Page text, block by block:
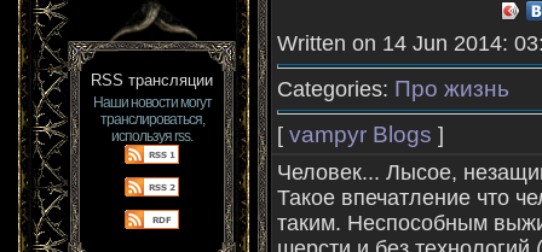
RSS трансляции
Наши новости могут
транслироваться,
используя rss.
Written on 14 Jun 2014:
Categories: Про жизнь
[ vampyr Blogs ]
Человек... Лысое,
Такое впечатление что
таким. Неспособным